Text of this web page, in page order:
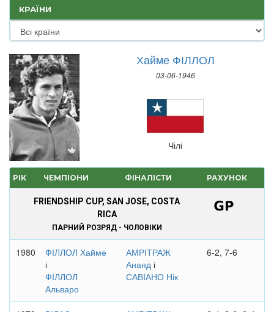
КРАЇНИ
Хайме ФІЛЛОЛ
03-06-1946
Чілі
РІК ЧЕМПІОНИ ФІНАЛІСТИ РАХУНОК
FRIENDSHIP CUP, SAN JOSE, COSTA
RICA
ПАРНИЙ РОЗРЯД - ЧОЛОВІКИ
1980
ФІЛЛОЛ Хайме
і
ФІЛЛОЛ
Альваро
АМРІТРАЖ
Ананд і
САВІАНО Нік
6-2, 7-6